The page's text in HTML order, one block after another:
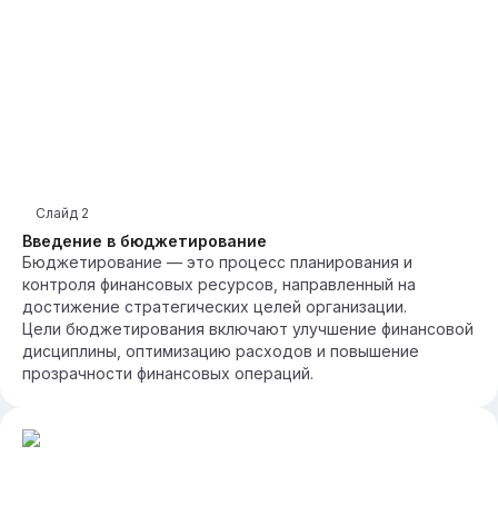
Введение в бюджетирование
Слайд 2
Бюджетирование — это процесс планирования и
контроля финансовых ресурсов, направленный на
достижение стратегических целей организации.
Цели бюджетирования включают улучшение финансовой
дисциплины, оптимизацию расходов и повышение
прозрачности финансовых операций.